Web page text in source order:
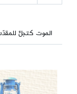
الموت كتجلٍّ